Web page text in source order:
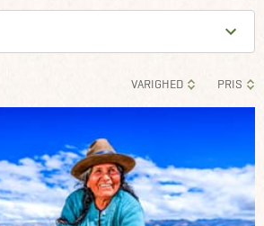
VARIGHED PRIS